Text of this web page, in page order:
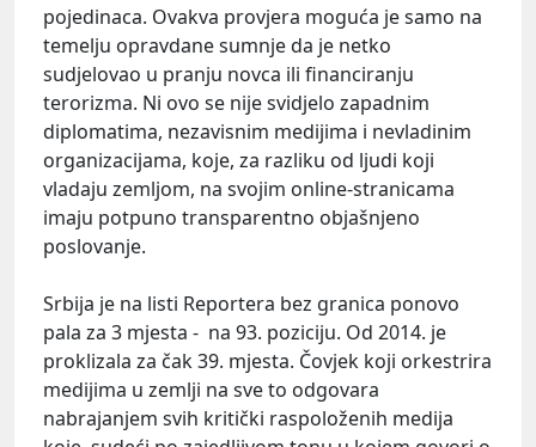
pojedinaca. Ovakva provjera moguća je samo na
temelju opravdane sumnje da je netko
sudjelovao u pranju novca ili financiranju
terorizma. Ni ovo se nije svidjelo zapadnim
diplomatima, nezavisnim medijima i nevladinim
organizacijama, koje, za razliku od ljudi koji
vladaju zemljom, na svojim online-stranicama
imaju potpuno transparentno objašnjeno
poslovanje.
Srbija je na listi Reportera bez granica ponovo
pala za 3 mjesta - na 93. poziciju. Od 2014. je
proklizala za čak 39. mjesta. Čovjek koji orkestrira
medijima u zemlji na sve to odgovara
nabrajanjem svih kritički raspoloženih medija